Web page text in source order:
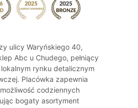
ulicy Waryńskiego 40,
Abc u Chudego, pełniący
rynku detalicznym
Placówka zapewnia
codziennych
bogaty asortyment